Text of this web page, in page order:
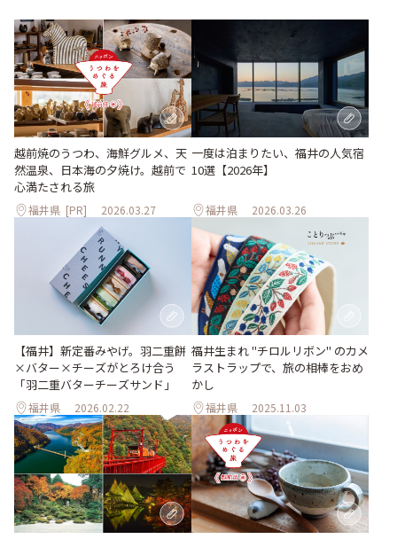
越前焼のうつわ、海鮮グルメ、天
然温泉、日本海の夕焼け。越前で
心満たされる旅
福井県 [PR] 2026.03.27
一度は泊まりたい、福井の人気宿
10選【2026年】
福井県 2026.03.26
【福井】新定番みやげ。羽二重餅
×バター×チーズがとろけ合う
「羽二重バターチーズサンド」
福井県 2026.02.22
福井生まれ "チロルリボン" のカメ
ラストラップで、旅の相棒をおめ
かし
福井県 2025.11.03